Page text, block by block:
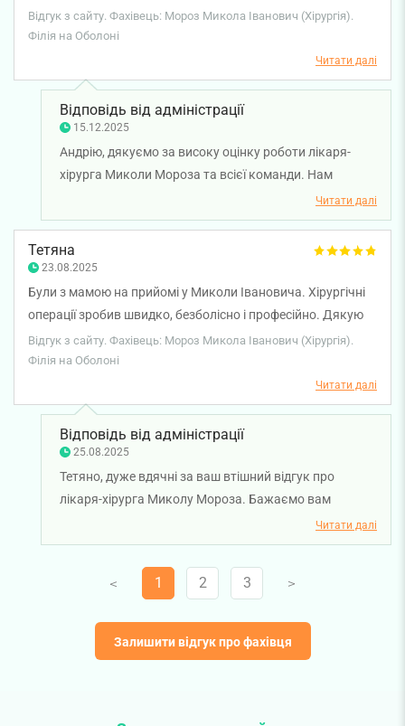
вдома" після пробудження та протягом перебування в
клініці! Ні болю, ні стресу – позитивне враження
підкріплене виключно професіоналізмом, турботою та
людяністю.
Відгук з сайту. Фахівець: Мороз Микола Іванович (Хірургія).
Філія на Оболоні
Читати далі
Відповідь від адміністрації
15.12.2025
Андрію, дякуємо за високу оцінку роботи лікаря-
хірурга Миколи Мороза та всієї команди. Нам
приємно, що операційний процес, анестезія та
перебування в клініці пройшли для вас максимально
комфортно. Бажаємо вам міцного здоров'я!
Читати далі
Тетяна
23.08.2025
Були з мамою на прийомі у Миколи Івановича. Хірургічні
операції зробив швидко, безболісно і професійно. Дякую
Вам!
Відгук з сайту. Фахівець: Мороз Микола Іванович (Хірургія).
Філія на Оболоні
Читати далі
Відповідь від адміністрації
25.08.2025
Тетяно, дуже вдячні за ваш втішний відгук про
лікаря-хірурга Миколу Мороза. Бажаємо вам
Читати далі
V 1 2 3 V
Залишити відгук про фахівця